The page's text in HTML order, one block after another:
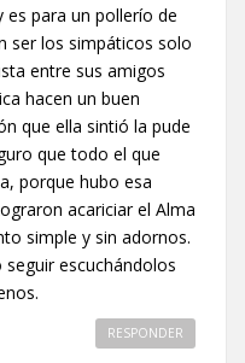
para un pollerío de
ser los simpáticos solo
entre sus amigos
hacen un buen
que ella sintió la pude
que todo el que
porque hubo esa
acariciar el Alma
simple y sin adornos.
escuchándolos
RESPONDER